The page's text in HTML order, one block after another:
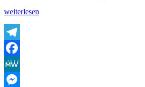
„Tim
Nur
Noch
Kurz
Die
Welt
Retten
weiterlesen
Telegram
Facebook
MeWe